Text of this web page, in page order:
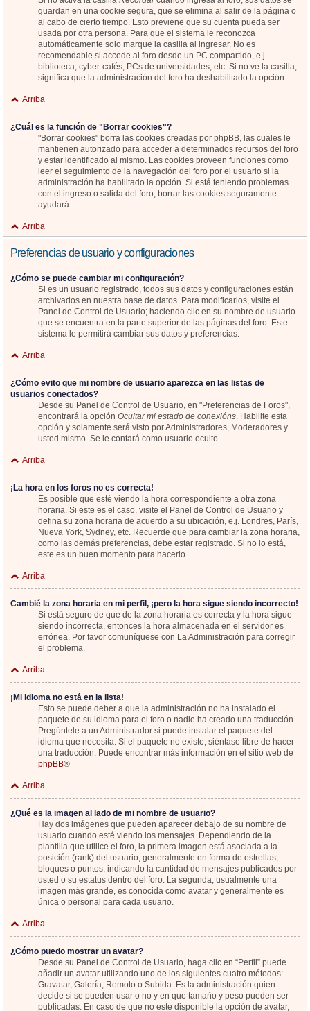
guardan en una cookie segura, que se elimina al salir de la página o
al cabo de cierto tiempo. Esto previene que su cuenta pueda ser
usada por otra persona. Para que el sistema le reconozca
automáticamente solo marque la casilla al ingresar. No es
recomendable si accede al foro desde un PC compartido, e.j.
biblioteca, cyber-cafés, PCs de universidades, etc. Si no ve la casilla,
significa que la administración del foro ha deshabilitado la opción.
Arriba
¿Cuál es la función de "Borrar cookies"?
"Borrar cookies" borra las cookies creadas por phpBB, las cuales le
mantienen autorizado para acceder a determinados recursos del foro
y estar identificado al mismo. Las cookies proveen funciones como
leer el seguimiento de la navegación del foro por el usuario si la
administración ha habilitado la opción. Si está teniendo problemas
con el ingreso o salida del foro, borrar las cookies seguramente
ayudará.
Arriba
Preferencias de usuario y configuraciones
¿Cómo se puede cambiar mi configuración?
Si es un usuario registrado, todos sus datos y configuraciones están
archivados en nuestra base de datos. Para modificarlos, visite el
Panel de Control de Usuario; haciendo clic en su nombre de usuario
que se encuentra en la parte superior de las páginas del foro. Este
sistema le permitirá cambiar sus datos y preferencias.
Arriba
¿Cómo evito que mi nombre de usuario aparezca en las listas de
usuarios conectados?
Desde su Panel de Control de Usuario, en "Preferencias de Foros",
encontrará la opción Ocultar mi estado de conexións. Habilite esta
opción y solamente será visto por Administradores, Moderadores y
usted mismo. Se le contará como usuario oculto.
Arriba
¡La hora en los foros no es correcta!
Es posible que esté viendo la hora correspondiente a otra zona
horaria. Si este es el caso, visite el Panel de Control de Usuario y
defina su zona horaria de acuerdo a su ubicación, e.j. Londres, París,
Nueva York, Sydney, etc. Recuerde que para cambiar la zona horaria,
como las demás preferencias, debe estar registrado. Si no lo está,
este es un buen momento para hacerlo.
Arriba
Cambié la zona horaria en mi perfil, ¡pero la hora sigue siendo incorrecto!
Si está seguro de que de la zona horaria es correcta y la hora sigue
siendo incorrecta, entonces la hora almacenada en el servidor es
errónea. Por favor comuníquese con La Administración para corregir
el problema.
Arriba
¡Mi idioma no está en la lista!
Esto se puede deber a que la administración no ha instalado el
paquete de su idioma para el foro o nadie ha creado una traducción.
Pregúntele a un Administrador si puede instalar el paquete del
idioma que necesita. Si el paquete no existe, siéntase libre de hacer
una traducción. Puede encontrar más información en el sitio web de
phpBB®
Arriba
¿Qué es la imagen al lado de mi nombre de usuario?
Hay dos imágenes que pueden aparecer debajo de su nombre de
usuario cuando esté viendo los mensajes. Dependiendo de la
plantilla que utilice el foro, la primera imagen está asociada a la
posición (rank) del usuario, generalmente en forma de estrellas,
bloques o puntos, indicando la cantidad de mensajes publicados por
usted o su estatus dentro del foro. La segunda, usualmente una
imagen más grande, es conocida como avatar y generalmente es
única o personal para cada usuario.
Arriba
¿Cómo puedo mostrar un avatar?
Desde su Panel de Control de Usuario, haga clic en “Perfil” puede
añadir un avatar utilizando uno de los siguientes cuatro métodos:
Gravatar, Galería, Remoto o Subida. Es la administración quien
decide si se pueden usar o no y en que tamaño y peso pueden ser
publicadas. En caso de que no este disponible la opción de avatar,